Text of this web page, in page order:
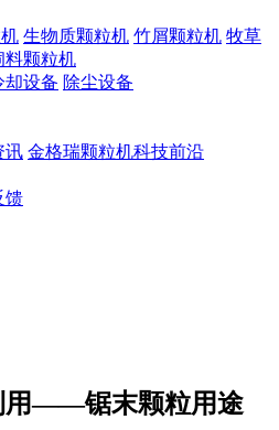
生物质颗粒机 竹屑颗粒机 牧草
料颗粒机
却设备 除尘设备
讯 金格瑞颗粒机科技前沿
馈
用——锯末颗粒用途